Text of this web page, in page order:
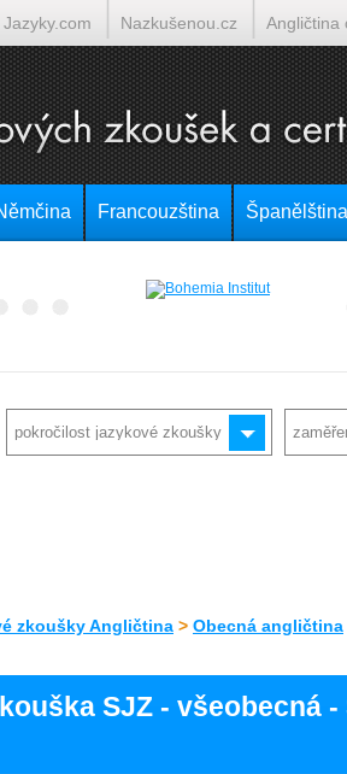
Jazyky.com Nazkušenou.cz Angličtina
Tlumočí.cz
Francouzština Španělština
zkoušky Angličtina > Obecná angličtina
SJZ - všeobecná